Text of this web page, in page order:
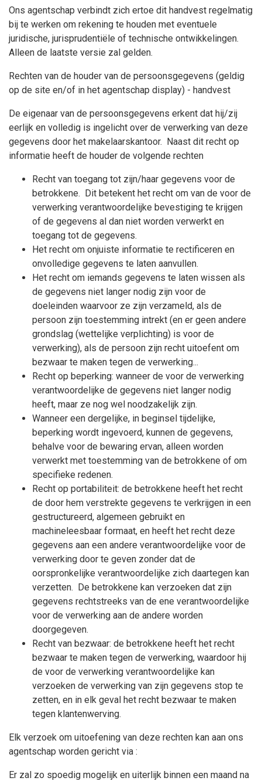
Ons agentschap verbindt zich ertoe dit handvest regelmatig
bij te werken om rekening te houden met eventuele
juridische, jurisprudentiële of technische ontwikkelingen.
Alleen de laatste versie zal gelden.
Rechten van de houder van de persoonsgegevens (geldig
op de site en/of in het agentschap display) - handvest
De eigenaar van de persoonsgegevens erkent dat hij/zij
eerlijk en volledig is ingelicht over de verwerking van deze
gegevens door het makelaarskantoor. Naast dit recht op
informatie heeft de houder de volgende rechten
Recht van toegang tot zijn/haar gegevens voor de
betrokkene. Dit betekent het recht om van de voor de
verwerking verantwoordelijke bevestiging te krijgen
of de gegevens al dan niet worden verwerkt en
toegang tot de gegevens.
Het recht om onjuiste informatie te rectificeren en
onvolledige gegevens te laten aanvullen.
Het recht om iemands gegevens te laten wissen als
de gegevens niet langer nodig zijn voor de
doeleinden waarvoor ze zijn verzameld, als de
persoon zijn toestemming intrekt (en er geen andere
grondslag (wettelijke verplichting) is voor de
verwerking), als de persoon zijn recht uitoefent om
bezwaar te maken tegen de verwerking...
Recht op beperking: wanneer de voor de verwerking
verantwoordelijke de gegevens niet langer nodig
heeft, maar ze nog wel noodzakelijk zijn.
Wanneer een dergelijke, in beginsel tijdelijke,
beperking wordt ingevoerd, kunnen de gegevens,
behalve voor de bewaring ervan, alleen worden
verwerkt met toestemming van de betrokkene of om
specifieke redenen.
Recht op portabiliteit: de betrokkene heeft het recht
de door hem verstrekte gegevens te verkrijgen in een
gestructureerd, algemeen gebruikt en
machineleesbaar formaat, en heeft het recht deze
gegevens aan een andere verantwoordelijke voor de
verwerking door te geven zonder dat de
oorspronkelijke verantwoordelijke zich daartegen kan
verzetten. De betrokkene kan verzoeken dat zijn
gegevens rechtstreeks van de ene verantwoordelijke
voor de verwerking aan de andere worden
doorgegeven.
Recht van bezwaar: de betrokkene heeft het recht
bezwaar te maken tegen de verwerking, waardoor hij
de voor de verwerking verantwoordelijke kan
verzoeken de verwerking van zijn gegevens stop te
zetten, en in elk geval het recht bezwaar te maken
tegen klantenwerving.
Elk verzoek om uitoefening van deze rechten kan aan ons
agentschap worden gericht via :
Er zal zo spoedig mogelijk en uiterlijk binnen een maand na